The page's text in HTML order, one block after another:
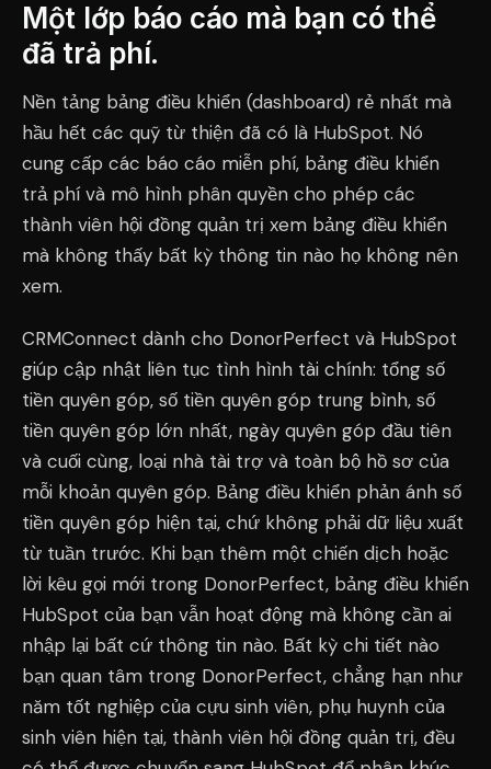
Một lớp báo cáo mà bạn có thể
đã trả phí.
Nền tảng bảng điều khiển (dashboard) rẻ nhất mà
hầu hết các quỹ từ thiện đã có là HubSpot. Nó
cung cấp các báo cáo miễn phí, bảng điều khiển
trả phí và mô hình phân quyền cho phép các
thành viên hội đồng quản trị xem bảng điều khiển
mà không thấy bất kỳ thông tin nào họ không nên
xem.
CRMConnect dành cho DonorPerfect và HubSpot
giúp cập nhật liên tục tình hình tài chính: tổng số
tiền quyên góp, số tiền quyên góp trung bình, số
tiền quyên góp lớn nhất, ngày quyên góp đầu tiên
và cuối cùng, loại nhà tài trợ và toàn bộ hồ sơ của
mỗi khoản quyên góp. Bảng điều khiển phản ánh số
tiền quyên góp hiện tại, chứ không phải dữ liệu xuất
từ tuần trước. Khi bạn thêm một chiến dịch hoặc
lời kêu gọi mới trong DonorPerfect, bảng điều khiển
HubSpot của bạn vẫn hoạt động mà không cần ai
nhập lại bất cứ thông tin nào. Bất kỳ chi tiết nào
bạn quan tâm trong DonorPerfect, chẳng hạn như
năm tốt nghiệp của cựu sinh viên, phụ huynh của
sinh viên hiện tại, thành viên hội đồng quản trị, đều